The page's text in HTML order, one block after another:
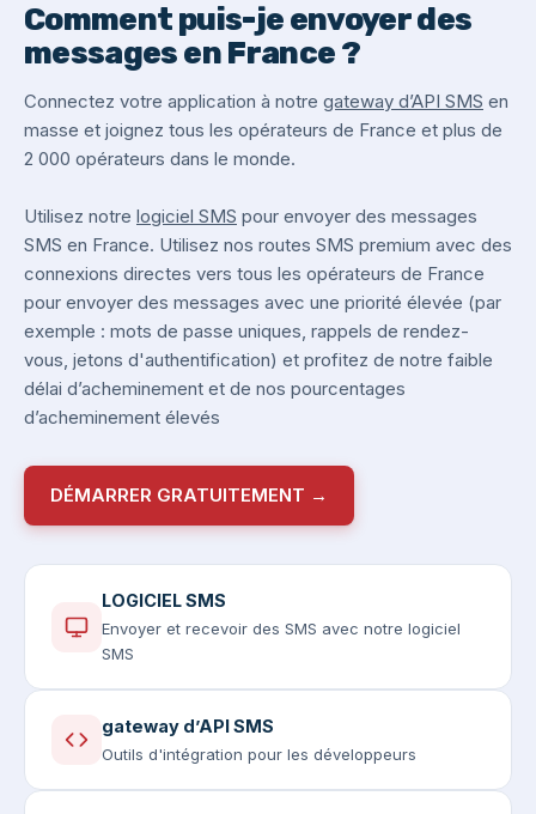
Comment puis-je envoyer des
messages en France ?
Connectez votre application à notre gateway d’API SMS en
masse et joignez tous les opérateurs de France et plus de
2 000 opérateurs dans le monde.
Utilisez notre logiciel SMS pour envoyer des messages
SMS en France. Utilisez nos routes SMS premium avec des
connexions directes vers tous les opérateurs de France
pour envoyer des messages avec une priorité élevée (par
exemple : mots de passe uniques, rappels de rendez-
vous, jetons d'authentification) et profitez de notre faible
délai d’acheminement et de nos pourcentages
d’acheminement élevés
DÉMARRER GRATUITEMENT →
LOGICIEL SMS
Envoyer et recevoir des SMS avec notre logiciel
SMS
gateway d’API SMS
Outils d'intégration pour les développeurs